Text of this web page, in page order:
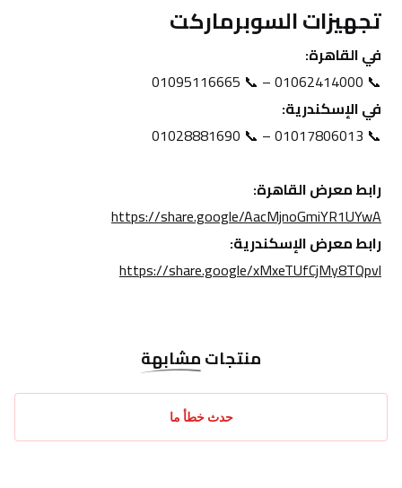
تجهيزات السوبرماركت
في القاهرة:
📞 01062414000 – 📞 01095116665
في الإسكندرية:
📞 01017806013 – 📞 01028881690
رابط معرض القاهرة:
https://share.google/AacMjnoGmiYR1UYwA
رابط معرض الإسكندرية:
https://share.google/xMxeTUfCjMy8TQpvl
منتجاتمشابهة
حدث خطأ ما